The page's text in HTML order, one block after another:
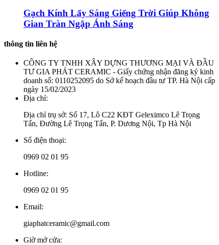
Gạch Kính Lấy Sáng Giếng Trời Giúp Không
Gian Tràn Ngập Ánh Sáng
thông tin liên hệ
CÔNG TY TNHH XÂY DỰNG THƯƠNG MẠI VÀ ĐẦU
TƯ GIA PHÁT CERAMIC - Giấy chứng nhận đăng ký kinh
doanh số: 0110252095 do Sở kế hoạch đầu tư TP. Hà Nội cấp
ngày 15/02/2023
Địa chỉ:
Địa chỉ trụ sở: Số 17, Lô C22 KĐT Geleximco Lê Trọng
Tấn, Đường Lê Trọng Tấn, P. Dương Nội, Tp Hà Nội
Số điện thoại:
0969 02 01 95
Hotline:
0969 02 01 95
Email:
giaphatceramic@gmail.com
Giờ mở cửa: